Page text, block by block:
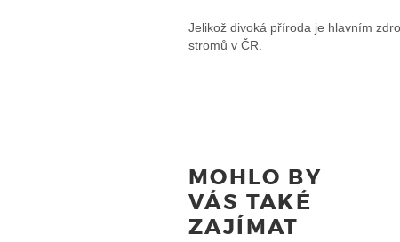
Jelikož divoká příroda je hlavním
stromů v ČR.
MOHLO BY
VÁS TAKÉ
ZAJÍMAT